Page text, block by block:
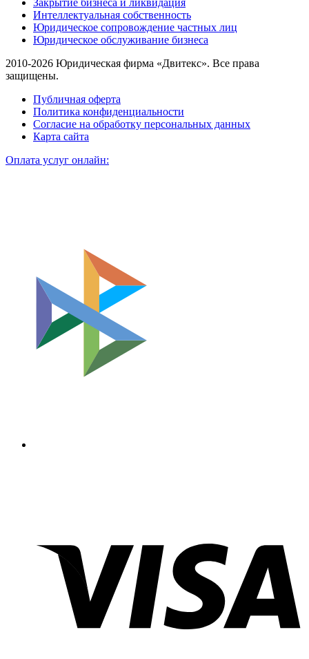
Закрытие бизнеса и ликвидация
Интеллектуальная собственность
Юридическое сопровождение частных лиц
Юридическое обслуживание бизнеса
2010-2026 Юридическая фирма «Двитекс». Все права
защищены.
Публичная оферта
Политика конфиденциальности
Согласие на обработку персональных данных
Карта сайта
Оплата услуг онлайн: